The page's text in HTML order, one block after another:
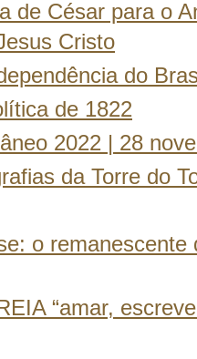
de César para o
Cristo
do
de 1822
2022 | 28
da Torre do
o remanescente
“amar,